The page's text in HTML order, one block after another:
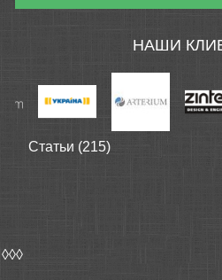
НАШИ
Статьи (215)
◊◊◊